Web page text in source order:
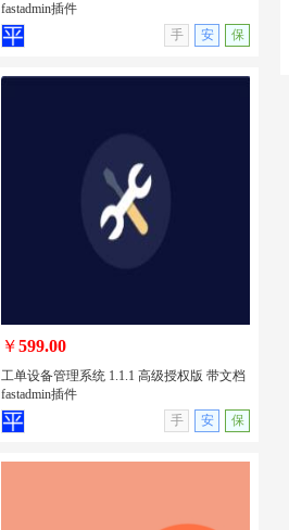
无演示
餐饮点餐系统 2.0.12 高级授权版 带文档
无演示
fastadmin插件
手
安 保
￥599.00
工单设备管理系统 1.1.1 高级授权版 带文档
fastadmin插件
手
安 保